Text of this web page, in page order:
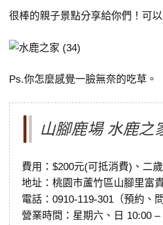
很棒的親子景點分享給你們！可
Ps.你怎麼感覺一臉無奈的吃草。
山腳鹿場 水鹿之
費用：$200元(可抵消費)、二
地址：桃園市蘆竹區山腳里富
電話：0910-119-301（預約、問
營業時間：星期六、日 10:00 –